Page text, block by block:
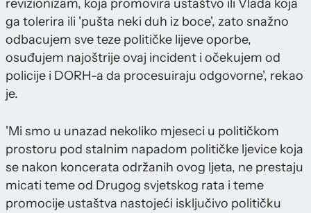
revizionizam, koja promovira ustaštvo ili Vlada koja
ga tolerira ili 'pušta neki duh iz boce', zato snažno
odbacujem sve teze političke lijeve oporbe,
osuđujem najoštrije ovaj incident i očekujem od
policije i DORH-a da procesuiraju odgovorne', rekao
je.
'Mi smo u unazad nekoliko mjeseci u političkom
prostoru pod stalnim napadom političke ljevice koja
se nakon koncerata održanih ovog ljeta, ne prestaju
micati teme od Drugog svjetskog rata i teme
promocije ustaštva nastojeći isključivo političku